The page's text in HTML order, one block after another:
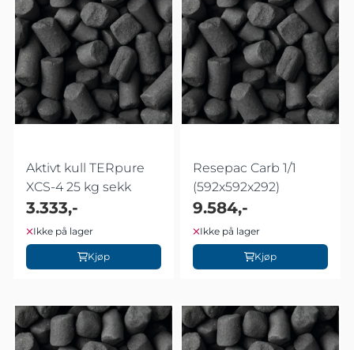
Aktivt kull TERpure
XCS-4 25 kg sekk
3.333,-
Ikke på lager
Kjøp
Resepac Carb 1/1
(592x592x292)
9.584,-
Ikke på lager
Kjøp